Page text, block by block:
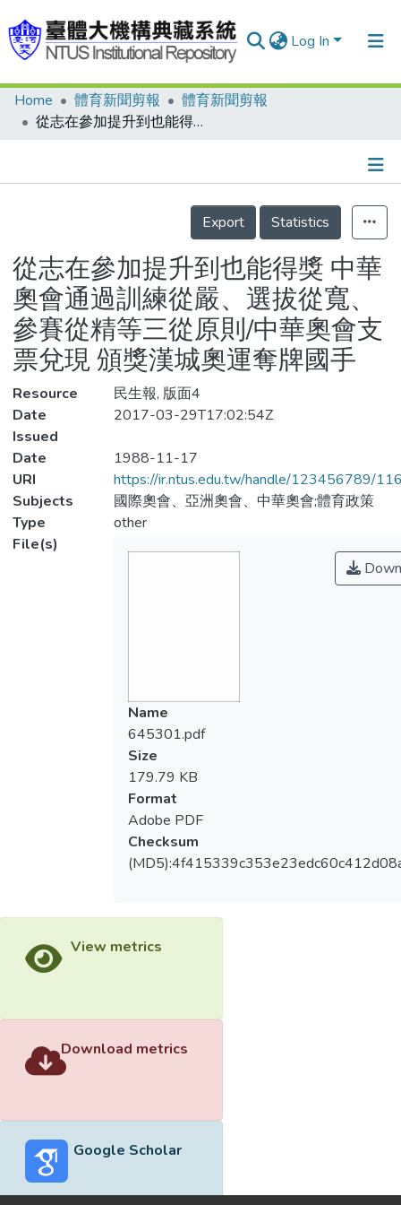
Log In
Communities & Collections
Statistics
Home 體育新聞剪報
體育新聞剪報
從志在參加提升到也能得獎 中華奧會通過訓練從嚴、選拔從寬、參賽從精等三從原則/中華奧會支票兌現 頒獎漢城奧運奪牌國手
Details
Export
Statistics
從志在參加提升到也能得獎 中華
奧會通過訓練從嚴、選拔從寬、
參賽從精等三從原則/中華奧會支
票兌現 頒獎漢城奧運奪牌國手
Resource
民生報, 版面4
Date
Issued
2017-03-29T17:02:54Z
Date
1988-11-17
URI
https://ir.ntus.edu.tw/handle/123456789/
Subjects
國際奧會、亞洲奧會、中華奧會;體育政策
Type
other
File(s)
Name
645301.pdf
Size
179.79 KB
Format
Adobe PDF
Checksum
View metrics
Download metrics
Google Scholar